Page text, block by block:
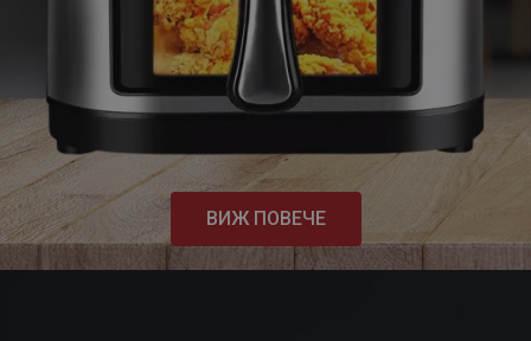
ВИЖ ПОВЕЧЕ